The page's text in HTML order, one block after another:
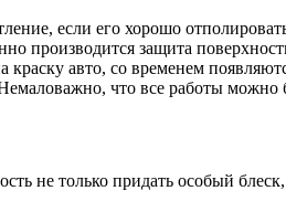
если его хорошо
производится защита
краску авто, со временем
что все работы можно
не только придать особый